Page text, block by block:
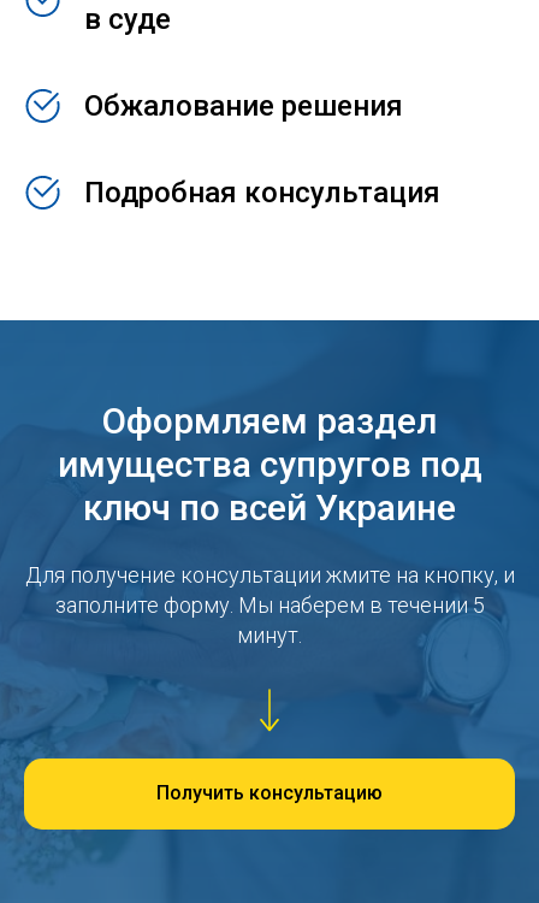
в суде
Обжалование решения
Подробная консультация
Оформляем раздел
имущества супругов под
ключ по всей Украине
Для получение консультации жмите на кнопку, и
заполните форму. Мы наберем в течении 5
минут.
Получить консультацию